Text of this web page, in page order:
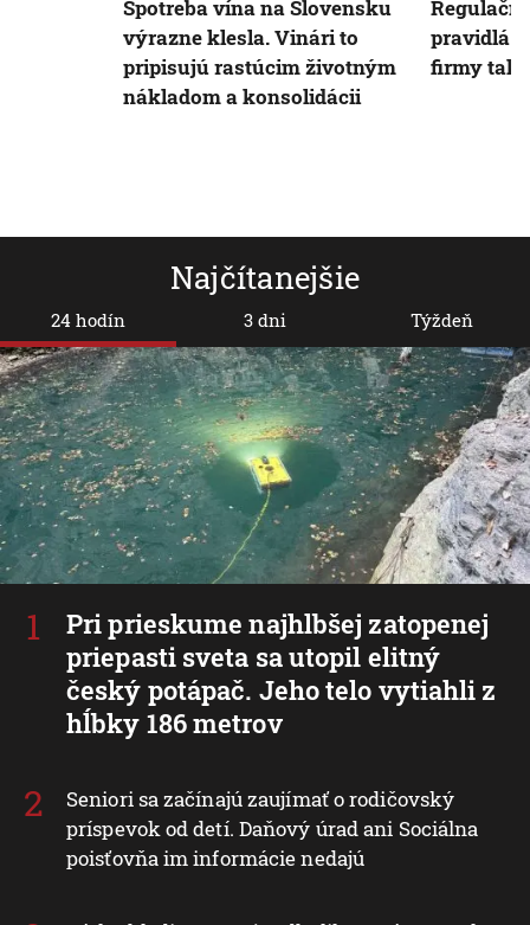
Najčítanejšie
24 hodín
Pri prieskume najhlbšej zatopenej
priepasti sveta sa utopil elitný
český potápač. Jeho telo vytiahli z
hĺbky 186 metrov
Seniori sa začínajú zaujímať o rodičovský
príspevok od detí. Daňový úrad ani Sociálna
poisťovňa im informácie nedajú
3 dni Týždeň
Spotreba vína na Slovensku
výrazne klesla. Vinári to
pripisujú rastúcim životným
nákladom a konsolidácii
pravidlá
firmy tak